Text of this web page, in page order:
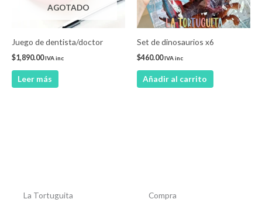
AGOTADO
Juego de dentista/doctor
$1,890.00IVA inc
Leer más
Set de dinosaurios x6
$460.00IVA inc
Añadir al carrito
La Tortuguita Compra